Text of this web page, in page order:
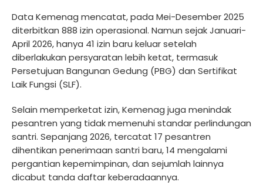
Data Kemenag mencatat, pada Mei-Desember 2025
diterbitkan 888 izin operasional. Namun sejak Januari-
April 2026, hanya 41 izin baru keluar setelah
diberlakukan persyaratan lebih ketat, termasuk
Persetujuan Bangunan Gedung (PBG) dan Sertifikat
Laik Fungsi (SLF).
Selain memperketat izin, Kemenag juga menindak
pesantren yang tidak memenuhi standar perlindungan
santri. Sepanjang 2026, tercatat 17 pesantren
dihentikan penerimaan santri baru, 14 mengalami
pergantian kepemimpinan, dan sejumlah lainnya
dicabut tanda daftar keberadaannya.